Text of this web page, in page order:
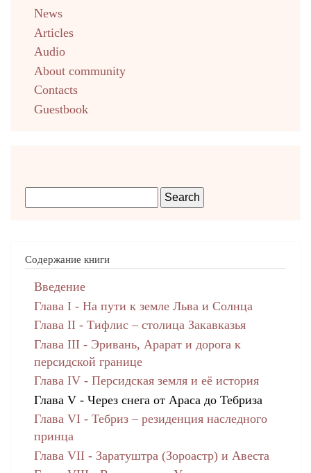
english
News
Articles
Audio
About community
Contacts
Guestbook
Содержание книги
Введение
Глава I - На пути к земле Льва и Солнца
Глава II - Тифлис – столица Закавказья
Глава III - Эривань, Арарат и дорога к
персидской границе
Глава IV - Персидская земля и её история
Глава V - Через снега от Араса до Тебриза
Глава VI - Тебриз – резиденция наследного
принца
Глава VII - Заратуштра (Зороастр) и Авеста